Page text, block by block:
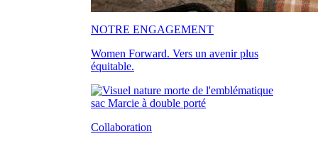
NOTRE ENGAGEMENT
Women Forward. Vers un avenir plus
équitable.
Collaboration